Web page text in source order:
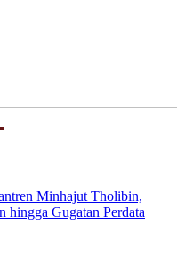
Minhajut Tholibin,
hingga Gugatan Perdata